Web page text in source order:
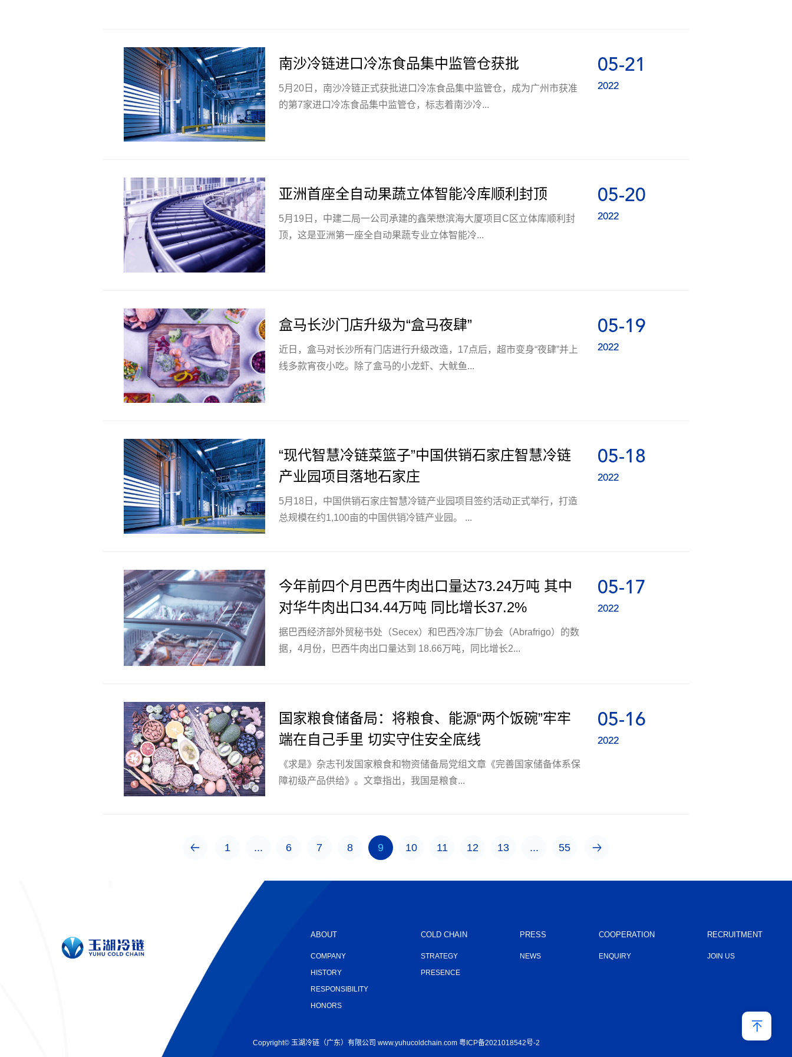
05-21
2022
南沙冷链进口冷冻食品集中监管仓获批
5月20日，南沙冷链正式获批进口冷冻食品集中监管仓，成为广州市获准
的第7家进口冷冻食品集中监管仓，标志着南沙冷...
05-20
2022
亚洲首座全自动果蔬立体智能冷库顺利封顶
5月19日，中建二局一公司承建的鑫荣懋滨海大厦项目C区立体库顺利封
顶，这是亚洲第一座全自动果蔬专业立体智能冷...
05-19
2022
盒马长沙门店升级为“盒马夜肆”
近日，盒马对长沙所有门店进行升级改造，17点后，超市变身“夜肆”并上
线多款宵夜小吃。除了盒马的小龙虾、大鱿鱼...
05-18
2022
“现代智慧冷链菜篮子”中国供销石家庄智慧冷链
产业园项目落地石家庄
5月18日，中国供销石家庄智慧冷链产业园项目签约活动正式举行，打造
总规模在约1,100亩的中国供销冷链产业园。 ...
05-17
2022
今年前四个月巴西牛肉出口量达73.24万吨 其中
对华牛肉出口34.44万吨 同比增长37.2%
据巴西经济部外贸秘书处（Secex）和巴西冷冻厂协会（Abrafrigo）的数
据，4月份，巴西牛肉出口量达到 18.66万吨，同比增长2...
05-16
2022
国家粮食储备局：将粮食、能源“两个饭碗”牢牢
端在自己手里 切实守住安全底线
《求是》杂志刊发国家粮食和物资储备局党组文章《完善国家储备体系保
障初级产品供给》。文章指出，我国是粮食...
1 ... 6 7 8 9 10 11 12 13 ... 55
ABOUT
COMPANY
HISTORY
RESPONSIBILITY
HONORS
COLD CHAIN
STRATEGY
PRESENCE
PRESS
NEWS
COOPERATION
ENQUIRY
RECRUITMENT
JOIN US
Copyright© 玉湖冷链（广东）有限公司 www.yuhucoldchain.com 粤ICP备2021018542号-2